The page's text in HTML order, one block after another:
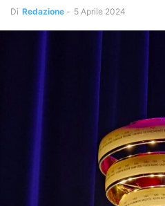
Di Redazione - 5 Aprile 2024